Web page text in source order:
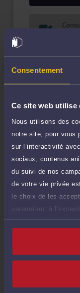
Consentement
Ce site web utilise
Nous utilisons des
notre site, pour vous
sur l’interactivité
sociaux, contenus
du suivi de nos
de votre vie privée
le choix de les
paramétrer, à
nécessaires au
Etude
d'ajout
Droit
(droit de la